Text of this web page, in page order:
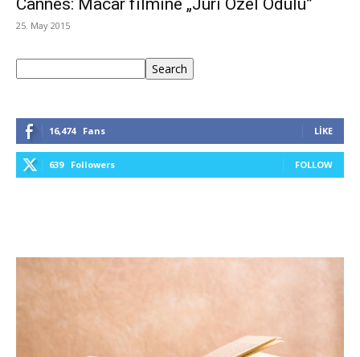
Cannes: Macar filmine „Jüri Özel Ödülü”
25. May 2015
Search
16,474 Fans LIKE
639 Followers FOLLOW